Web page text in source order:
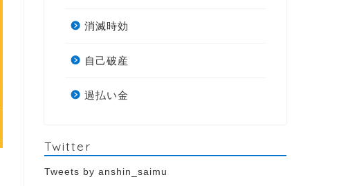
消滅時効
自己破産
過払い金
Twitter
Tweets by anshin_saimu